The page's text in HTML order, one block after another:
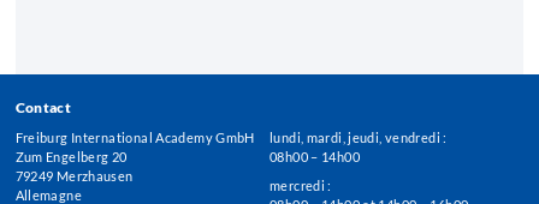
Contact
Freiburg International Academy GmbH
Zum Engelberg 20
79249 Merzhausen
Allemagne
lundi, mardi, jeudi, vendredi :
08h00 – 14h00
mercredi :